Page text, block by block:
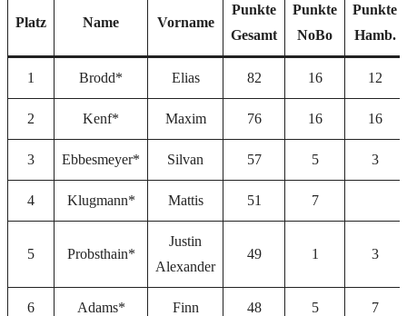
Platz Name Vorname
Punkte
Gesamt
Punkte
NoBo
Punkte
Hamb.
1 Brodd* Elias 82 16 12
2 Kenf* Maxim 76 16 16
3 Ebbesmeyer* Silvan 57 5 3
4 Klugmann* Mattis 51 7
5 Probsthain*
Justin
Alexander
49 1 3
6 Adams* Finn 48 5 7